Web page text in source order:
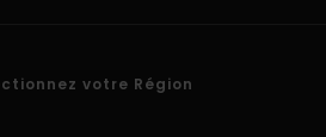
votre Région